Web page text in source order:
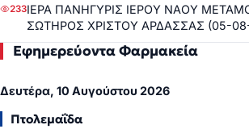
233ΙΕΡΑ ΠΑΝΗΓΥΡΙΣ ΙΕΡΟΥ ΝΑΟΥ
ΣΩΤΗΡΟΣ ΧΡΙΣΤΟΥ ΑΡΔΑΣΣΑΣ (05-
Εφημερεύοντα Φαρμακεία
Δευτέρα, 10 Αυγούστου 2026
Πτολεμαΐδα